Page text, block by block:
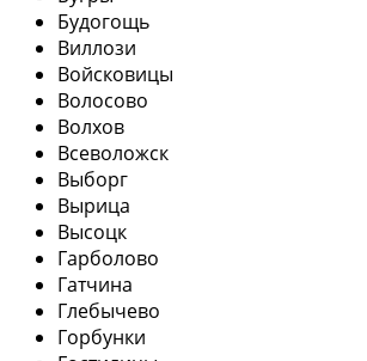
Будогощь
Виллози
Войсковицы
Волосово
Волхов
Всеволожск
Выборг
Вырица
Высоцк
Гарболово
Гатчина
Глебычево
Горбунки